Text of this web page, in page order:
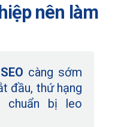
nên làm
càng sớm
đầu, thứ hạng
chuẩn bị leo